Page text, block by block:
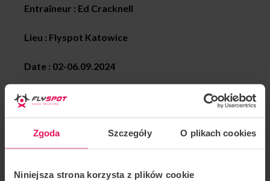
Zgoda Szczegóły O plikach cookies
Niniejsza strona korzysta z plików cookie
Entraîneur : Ed Cracknell
Lieu : Flyspot Katowice
Date : 02-06.09.2024
Ed est entraîneur de tunnel et parachutiste depuis de
nombreuses années.
Spécialisé dans l’entraînement en tunnel et en
FF1/FF2 et TR1/2/3.